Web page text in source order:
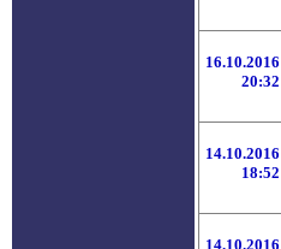
16.10.2016
20:32
14.10.2016
18:52
14.10.2016